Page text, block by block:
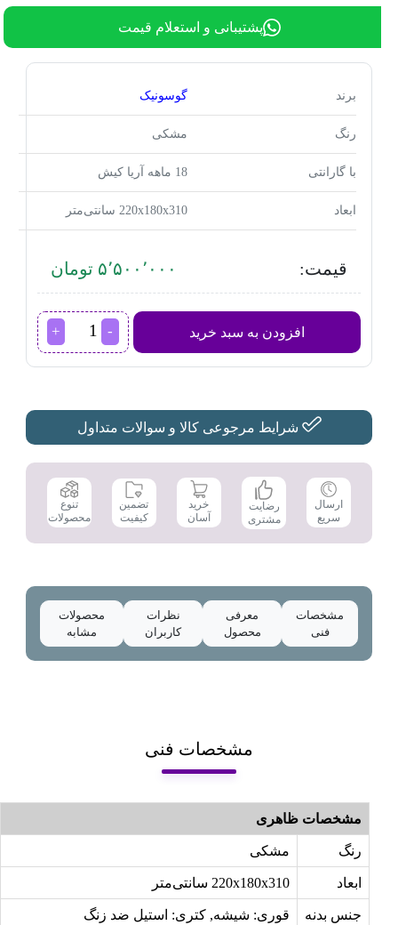
پشتیبانی و استعلام قیمت
برند گوسونیک
رنگ مشکی
با گارانتی
ابعاد 220x180x310 سانتی‌متر
قیمت: ۵٬۵۰۰٬۰۰۰ تومان
افزودن به سبد خرید
چای
ساز
874
عدد
شرایط مرجوعی کالا و سوالات متداول
ارسال
سریع
رضایت
مشتری
خرید
آسان
تضمین
کیفیت
تنوع
محصولات
مشخصات
فنی
معرفی
محصول
نظرات
کاربران
محصولات
مشابه
مشخصات فنی
مشخصات ظاهری
رنگ مشکی
ابعاد 220x180x310 سانتی‌متر
جنس بدنه قوری: شیشه, کتری: استیل ضد زنگ